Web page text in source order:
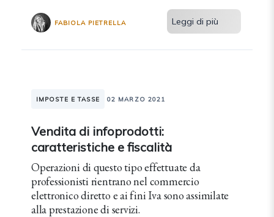
FABIOLA PIETRELLA Leggi di più
IMPOSTE E TASSE 02 MARZO 2021
Vendita di infoprodotti:
caratteristiche e fiscalità
Operazioni di questo tipo effettuate da
professionisti rientrano nel commercio
elettronico diretto e ai fini Iva sono assimilate
alla prestazione di servizi.